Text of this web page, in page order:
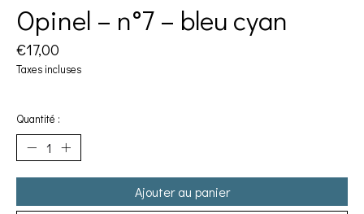
Opinel – n°7 – bleu cyan
€17,00
Taxes incluses
Quantité :
Ajouter au panier